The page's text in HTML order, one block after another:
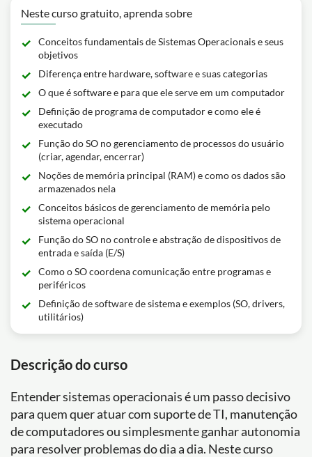
Neste curso gratuito, aprenda sobre
Conceitos fundamentais de Sistemas Operacionais e seus
objetivos
Diferença entre hardware, software e suas categorias
O que é software e para que ele serve em um computador
Definição de programa de computador e como ele é
executado
Função do SO no gerenciamento de processos do usuário
(criar, agendar, encerrar)
Noções de memória principal (RAM) e como os dados são
armazenados nela
Conceitos básicos de gerenciamento de memória pelo
sistema operacional
Função do SO no controle e abstração de dispositivos de
entrada e saída (E/S)
Como o SO coordena comunicação entre programas e
periféricos
Definição de software de sistema e exemplos (SO, drivers,
utilitários)
Descrição do curso
Entender sistemas operacionais é um passo decisivo
para quem quer atuar com suporte de TI, manutenção
de computadores ou simplesmente ganhar autonomia
para resolver problemas do dia a dia. Neste curso